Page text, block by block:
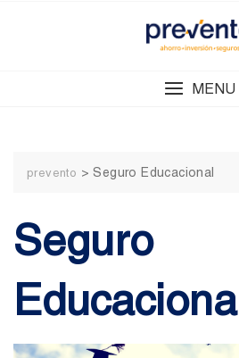
MENU
prevento >Seguro Educacional
Seguro
Educacional